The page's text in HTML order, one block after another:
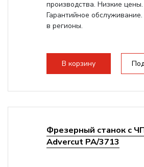
производства. Низкие цены.
Гарантийное
в регионы.
В корзину
Фрезерный станок с
Advercut PA/3713